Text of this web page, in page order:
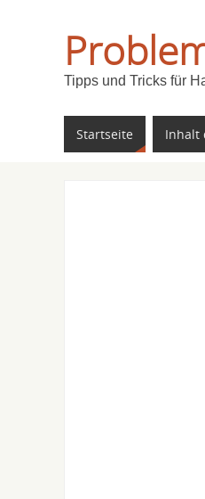
Tipps und Tricks für
Startseite Inhalt